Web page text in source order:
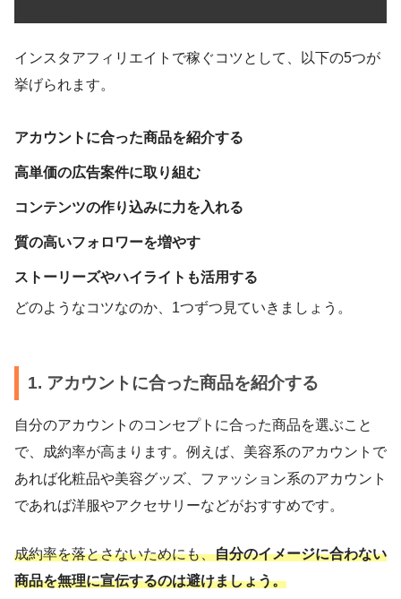
インスタアフィリエイトで稼ぐコツとして、以下の5つが
挙げられます。
アカウントに合った商品を紹介する
高単価の広告案件に取り組む
コンテンツの作り込みに力を入れる
質の高いフォロワーを増やす
ストーリーズやハイライトも活用する
どのようなコツなのか、1つずつ見ていきましょう。
1. アカウントに合った商品を紹介する
自分のアカウントのコンセプトに合った商品を選ぶこと
で、成約率が高まります。例えば、美容系のアカウントで
あれば化粧品や美容グッズ、ファッション系のアカウント
であれば洋服やアクセサリーなどがおすすめです。
成約率を落とさないためにも、自分のイメージに合わない
商品を無理に宣伝するのは避けましょう。